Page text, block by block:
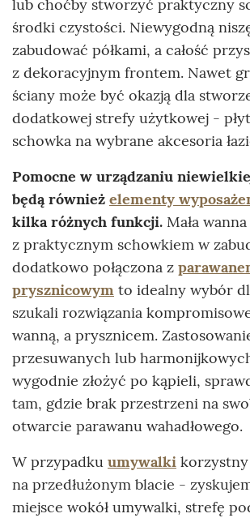
lub choćby stworzyć praktyczny
środki czystości. Niewygodną
zabudować półkami, a całość
z dekoracyjnym frontem. Nawet
ściany może być okazją dla
dodatkowej strefy użytkowej -
schowka na wybrane akcesoria
Pomocne w urządzaniu
będą również elementy
kilka różnych funkcji. Mała
z praktycznym schowkiem w
dodatkowo połączona z
prysznicowym to idealny wybór
szukali rozwiązania
wanną, a prysznicem.
przesuwanych lub
wygodnie złożyć po kąpieli,
tam, gdzie brak przestrzeni na
otwarcie parawanu wahadłowego.
W przypadku umywalki
na przedłużonym blacie -
miejsce wokół umywalki, strefę